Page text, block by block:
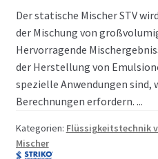
Der statische Mischer STV
der Mischung von
Hervorragende
der Herstellung von
spezielle Anwendungen
Berechnungen erfordern. ...
Kategorien: Flüssigkeitstechnik
Mischer